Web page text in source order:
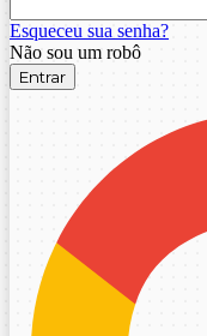
Esqueceu sua senha?
Não sou um robô
Entrar